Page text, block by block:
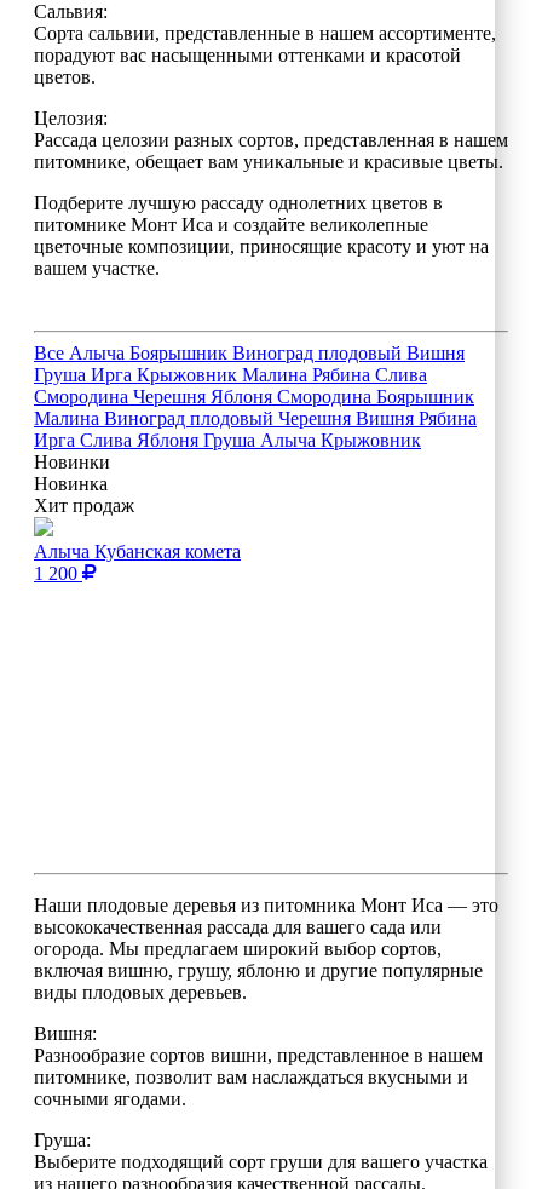
Сальвия:
Сорта сальвии, представленные в нашем ассортименте,
порадуют вас насыщенными оттенками и красотой
цветов.
Целозия:
Рассада целозии разных сортов, представленная в нашем
питомнике, обещает вам уникальные и красивые цветы.
Подберите лучшую рассаду однолетних цветов в
питомнике Монт Иса и создайте великолепные
цветочные композиции, приносящие красоту и уют на
вашем участке.
Все Алыча Боярышник Виноград плодовый Вишня
Груша Ирга Крыжовник Малина Рябина Слива
Смородина Черешня Яблоня Смородина Боярышник
Малина Виноград плодовый Черешня Вишня Рябина
Ирга Слива Яблоня Груша Алыча Крыжовник
Новинки
Новинка
Хит продаж
Алыча Кубанская комета
1 200
Наши плодовые деревья из питомника Монт Иса — это
высококачественная рассада для вашего сада или
огорода. Мы предлагаем широкий выбор сортов,
включая вишню, грушу, яблоню и другие популярные
виды плодовых деревьев.
Вишня:
Разнообразие сортов вишни, представленное в нашем
питомнике, позволит вам наслаждаться вкусными и
сочными ягодами.
Груша:
Выберите подходящий сорт груши для вашего участка
из нашего разнообразия качественной рассады.